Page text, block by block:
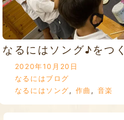
なるにはソング♪をつ
2020年10月20日
なるにはブログ
なるにはソング, 作曲 , 音楽